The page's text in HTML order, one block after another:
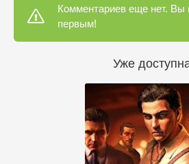
Комментариев еще нет. Вы
первым!
Уже